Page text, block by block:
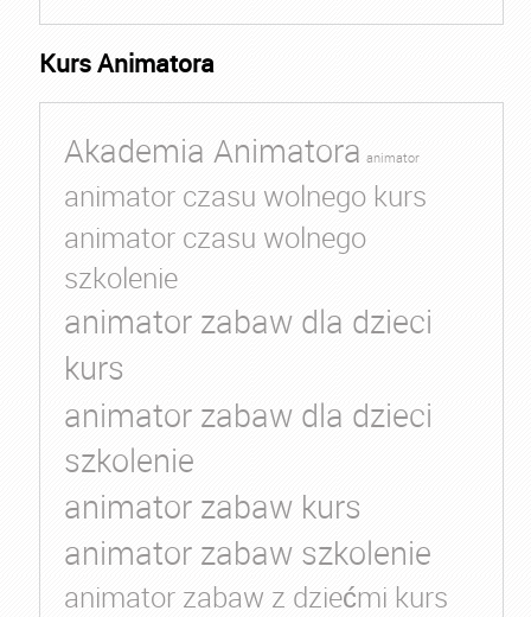
Kurs Animatora
Akademia Animatora animator
animator czasu wolnego kurs
animator czasu wolnego
szkolenie
animator zabaw dla dzieci
kurs
animator zabaw dla dzieci
szkolenie
animator zabaw kurs
animator zabaw szkolenie
animator zabaw z dziećmi kurs